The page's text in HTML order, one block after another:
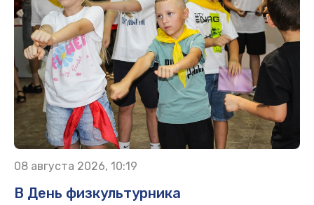
08 августа 2026, 10:19
В День физкультурника